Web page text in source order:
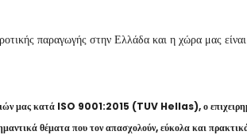
παραγωγής στην Ελλάδα και η χώρα μας
μας κατά ISO 9001:2015 (TUV Hellas), ο
θέματα που τον απασχολούν, εύκολα και